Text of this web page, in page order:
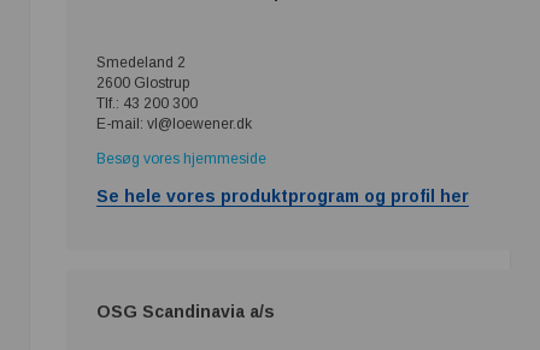
Smedeland 2
2600 Glostrup
Tlf.: 43 200 300
E-mail: vl@loewener.dk
Besøg vores hjemmeside
Se hele vores produktprogram og profil her
OSG Scandinavia a/s